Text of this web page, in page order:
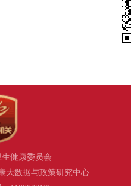
健康委员会
大数据与政策研究中心